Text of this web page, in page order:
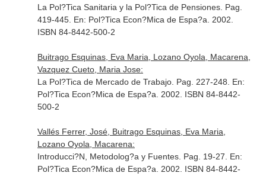
La Pol?Tica Sanitaria y la Pol?Tica de Pensiones. Pag.
419-445. En: Pol?Tica Econ?Mica de Espa?a . 2002.
ISBN 84-8442-500-2
Buitrago Esquinas, Eva Maria, Lozano Oyola, Macarena,
Vazquez Cueto, Maria Jose:
La Pol?Tica de Mercado de Trabajo. Pag. 227-248. En:
Pol?Tica Econ?Mica de Espa?a . 2002. ISBN 84-8442-
500-2
Vallés Ferrer, José, Buitrago Esquinas, Eva Maria,
Lozano Oyola, Macarena:
Introducci?N, Metodolog?a y Fuentes. Pag. 19-27. En:
Pol?Tica Econ?Mica de Espa?a . 2002. ISBN 84-8442-